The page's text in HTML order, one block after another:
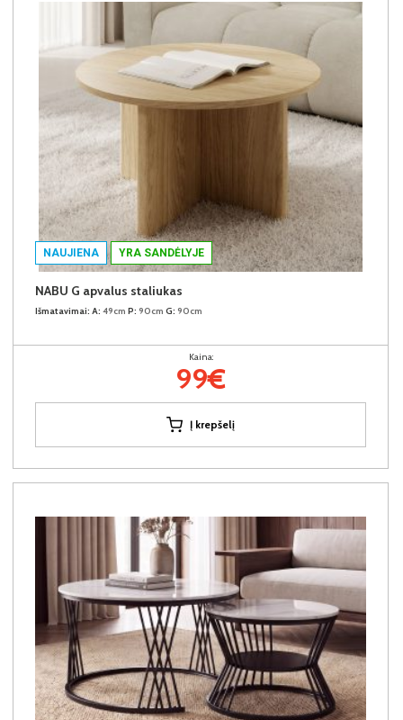
NAUJIENA YRA SANDĖLYJE
NABU G apvalus staliukas
Išmatavimai: A: 49cm P: 90cm G: 90cm
Kaina:
99€
Į krepšelį